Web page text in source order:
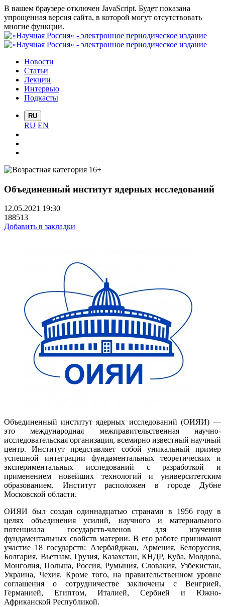
В вашем браузере отключен JavaScript. Будет показана
упрощенная версия сайта, в которой могут отсутствовать
многие функции.
Новости
Статьи
Лекции
Интервью
Подкасты
RU
RU EN
Объединенный институт ядерных исследований
12.05.2021 19:30
188513
Добавить в закладки
Объединенный институт ядерных исследований (ОИЯИ) —
это международная межправительственная научно-
исследовательская организация, всемирно известный научный
центр. Институт представляет собой уникальный пример
успешной интеграции фундаментальных теоретических и
экспериментальных исследований с разработкой и
применением новейших технологий и университетским
образованием. Институт расположен в городе Дубне
Московской области.
ОИЯИ был создан одиннадцатью странами в 1956 году в
целях объединения усилий, научного и материального
потенциала государств-членов для изучения
фундаментальных свойств материи. В его работе принимают
участие 18 государств: Азербайджан, Армения, Белоруссия,
Болгария, Вьетнам, Грузия, Казахстан, КНДР, Куба, Молдова,
Монголия, Польша, Россия, Румыния, Словакия, Узбекистан,
Украина, Чехия. Кроме того, на правительственном уровне
соглашения о сотрудничестве заключены с Венгрией,
Германией, Египтом, Италией, Сербией и Южно-
Африканской Республикой.